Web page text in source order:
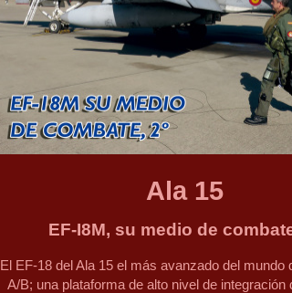
Ala 15
EF-I8M, su medio de
El EF-18 del Ala 15 el más avanzado del mundo
A/B; una plataforma de alto nivel de integración